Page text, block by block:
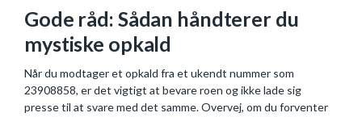
Gode råd: Sådan håndterer du
mystiske opkald
Når du modtager et opkald fra et ukendt nummer som
23908858, er det vigtigt at bevare roen og ikke lade sig
presse til at svare med det samme. Overvej, om du forventer